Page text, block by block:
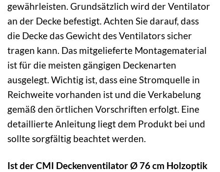
gewährleisten. Grundsätzlich wird der Ventilator
an der Decke befestigt. Achten Sie darauf, dass
die Decke das Gewicht des Ventilators sicher
tragen kann. Das mitgelieferte Montagematerial
ist für die meisten gängigen Deckenarten
ausgelegt. Wichtig ist, dass eine Stromquelle in
Reichweite vorhanden ist und die Verkabelung
gemäß den örtlichen Vorschriften erfolgt. Eine
detaillierte Anleitung liegt dem Produkt bei und
sollte sorgfältig beachtet werden.
Ist der CMI Deckenventilator Ø 76 cm Holzoptik